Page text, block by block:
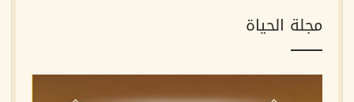
مجلة الحياة